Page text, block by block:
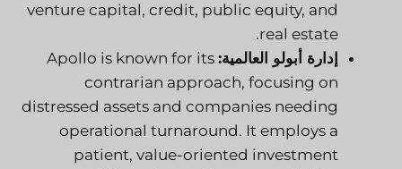
venture capital, credit, public equity, and
real estate.
إدارة أبولو العالمية: Apollo is known for its
contrarian approach, focusing on
distressed assets and companies needing
operational turnaround. It employs a
patient, value-oriented investment